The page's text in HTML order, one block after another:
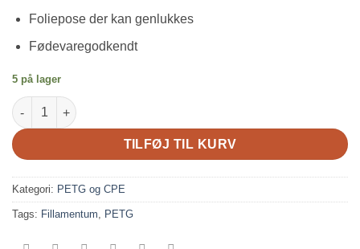
Foliepose der kan genlukkes
Fødevaregodkendt
5 på lager
PETG Fillamentum Hvid 1,75 mm - 1000 gram antal
TILFØJ TIL KURV
Kategori: PETG og CPE
Tags: Fillamentum PETG